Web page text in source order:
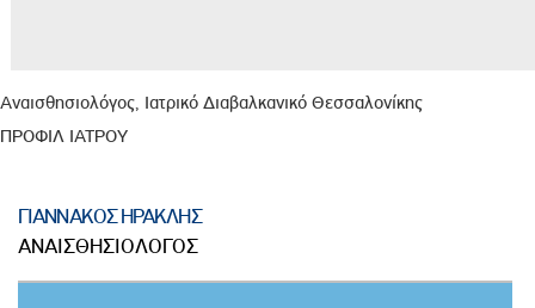
Αναισθησιολόγος, Ιατρικό Διαβαλκανικό Θεσσαλονίκης
ΠΡΟΦΙΛ ΙΑΤΡΟΥ
ΓΙΑΝΝΑΚΟΣ ΗΡΑΚΛΗΣ
ΑΝΑΙΣΘΗΣΙΟΛΟΓΟΣ